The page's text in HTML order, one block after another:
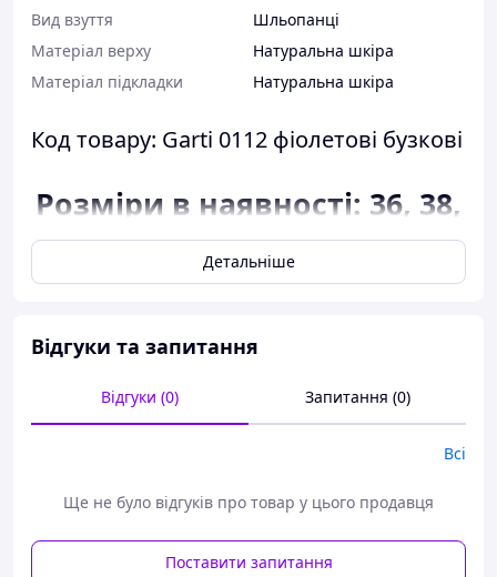
Вид взуття
Шльопанці
Матеріал верху
Натуральна шкіра
Матеріал підкладки
Натуральна шкіра
Код товару: Garti 0112 фіолетові бузкові
Розміри в наявності: 36, 38,
39.
Відповідність розміру до
розмір 36 - 23,5
сантиметра;
розмір 38 - 25 сантиметрів;
розмір 39 - 25,5
Можлива похибка вимірювань +/- 2мм.
При оформленні замовлення
необхідний розмір вказуйте в
коментарях.
Детальніше
Відгуки та запитання
Відгуки (0) Запитання (0)
Всі
Ще не було відгуків про товар у цього продавця
Поставити запитання